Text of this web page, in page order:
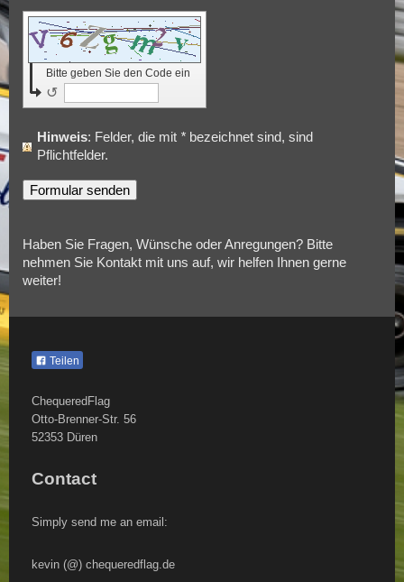
Bitte geben Sie den Code ein
↺
Hinweis : Felder, die mit * bezeichnet sind, sind
Pflichtfelder.
Haben Sie Fragen, Wünsche oder Anregungen? Bitte
nehmen Sie Kontakt mit uns auf, wir helfen Ihnen gerne
weiter!
Teilen
ChequeredFlag
Otto-Brenner-Str. 56
52353 Düren
Contact
Simply send me an email:
kevin (@) chequeredflag.de